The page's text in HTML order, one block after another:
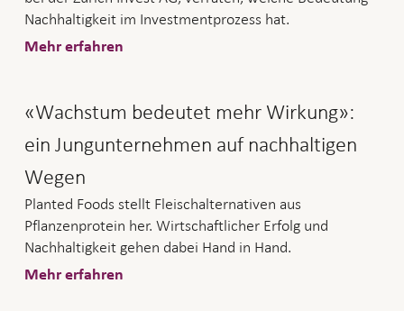
Nachhaltigkeit im Investmentprozess hat.
Mehr erfahren
«Wachstum bedeutet mehr Wirkung»:
ein Jungunternehmen auf nachhaltigen
Wegen
Planted Foods stellt Fleischalternativen aus
Pflanzenprotein her. Wirtschaftlicher Erfolg und
Nachhaltigkeit gehen dabei Hand in Hand.
Mehr erfahren